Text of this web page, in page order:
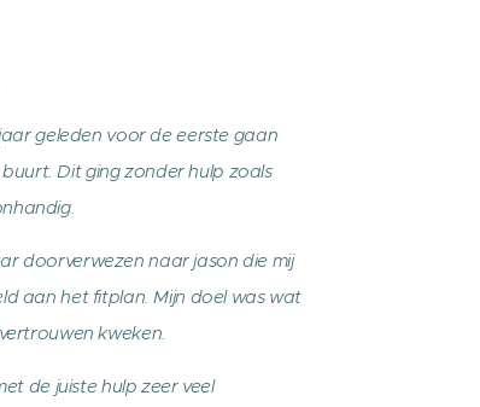
geleden voor de eerste gaan
buurt. Dit ging zonder hulp zoals
doorverwezen naar jason die mij
aan het fitplan. Mijn doel was wat
kweken.
de juiste hulp zeer veel